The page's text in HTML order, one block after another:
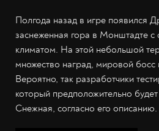
Полгода назад в игре появился
заснеженная гора в Монштадте
климатом. На этой небольшой
множество наград, мировой босс
Вероятно, так разработчики
который предположительно
Снежная, согласно его описанию.